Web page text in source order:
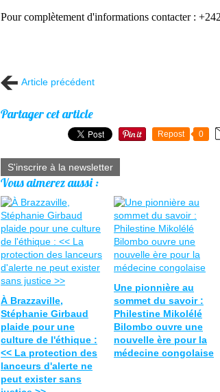
Pour complètement d'informations contacter :
Article précédent
Partager cet article
Repost 0
S'inscrire à la newsletter
Vous aimerez aussi :
À Brazzaville,
Stéphanie Girbaud
plaide pour une
culture de l'éthique :
<< La protection des
lanceurs d'alerte ne
peut exister sans
Une pionnière au
sommet du savoir :
Philestine Mikolélé
Bilombo ouvre une
nouvelle ère pour la
médecine congolaise